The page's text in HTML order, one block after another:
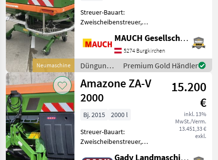
Neumaschine
Streuer-Bauart:
Zweischeibenstreuer,
Streumengenverstellung
Ausstattung: - Profis
Wiegesystem -
Neigungssensor für
Wiegesystem - Streuwerk
MAUCH Gesellschaft m.b.H. & Co.KG
5274 Burgkirchen
Düngung
und
Beregnung
/ Amazone
Premium Gold Händler
Amazone ZA-V
2000
15.200
€
inkl. 13%
MwSt./Verm.
13.451,33 €
exkl.
Bj. 2015
2000 l
Streuer-Bauart:
Zweischeibenstreuer,
Gady Landmaschinen GmbH